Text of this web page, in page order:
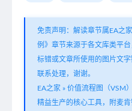
免责声明：解读章节属EA之
例》章节来源于各文库类平
标错或文章所使用的图片文
联系处理，谢谢。
EA之家 » 价值流程图（VSM
精益生产的核心工具，附麦肯